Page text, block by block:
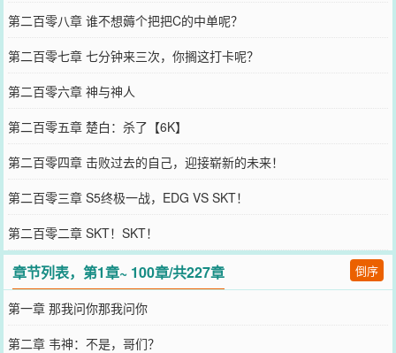
第二百零八章 谁不想薅个把把C的中单呢？
第二百零七章 七分钟来三次，你搁这打卡呢？
第二百零六章 神与神人
第二百零五章 楚白：杀了【6K】
第二百零四章 击败过去的自己，迎接崭新的未来！
第二百零三章 S5终极一战，EDG VS SKT！
第二百零二章 SKT！SKT！
章节列表，第1章~ 100章/共227章 倒序
第一章 那我问你那我问你
第二章 韦神：不是，哥们？